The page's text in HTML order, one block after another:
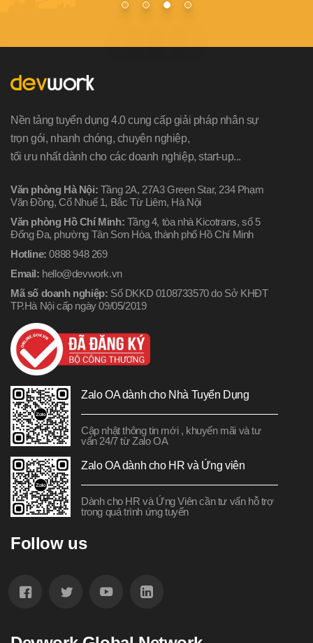
Nền tảng tuyển dụng 4.0 cung cấp giải pháp nhân sự
trọn gói, nhanh chóng, chuyên nghiệp,
tối ưu nhất dành cho các doanh nghiệp, start-up...
Văn phòng Hà Nội: Tầng 2A, 27A3 Green Star, 234 Phạm
Văn Đồng, Cổ Nhuế 1, Bắc Từ Liêm, Hà Nội
Văn phòng Hồ Chí Minh: Tầng 4, tòa nhà Kicotrans, số 5
Đống Đa, phường Tân Sơn Hòa, thành phố Hồ Chí Minh
Hotline: 0888 948 269
Email: hello@devwork.vn
Mã số doanh nghiệp: Số DKKD 0108733570 do Sở KHĐT
TP.Hà Nội cấp ngày 09/05/2019
Zalo OA dành cho Nhà Tuyển Dụng
Cập nhật thông tin mới , khuyến mãi và tư
vấn 24/7 từ Zalo OA
Zalo OA dành cho HR và Ứng viên
Dành cho HR và Ứng Viên cần tư vấn hỗ trợ
trong quá trình ứng tuyển
Follow us